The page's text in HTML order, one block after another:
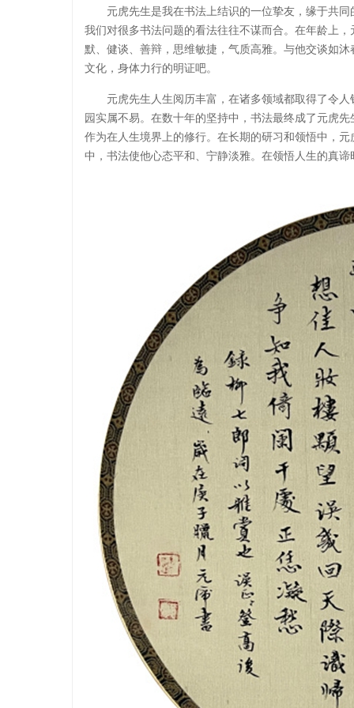
元虎先生是我在书法上结识的一位挚友，缘于共
我们对很多书法问题的看法往往不谋而合。在年龄上
默、健谈、善辩，思维敏捷，气质高雅。与他交谈如
文化，身体力行的明证吧。
元虎先生人生阅历丰富，在诸多领域都取得了令
园实属不易。在数十年的坚持中，书法最终成了元虎
作为在人生境界上的修行。在长期的研习和领悟中，
中，书法使他心态平和、宁静淡雅。在领悟人生的真